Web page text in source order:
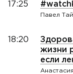
17:25
Павел
18:20
жизни
если